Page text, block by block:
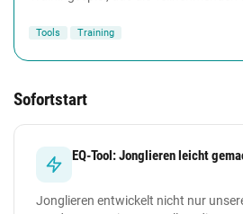
Tools Training
Sofortstart
EQ-Tool: Jonglieren leicht
Jonglieren entwickelt nicht nur